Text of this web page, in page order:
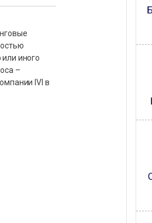
иного
–
IVI в